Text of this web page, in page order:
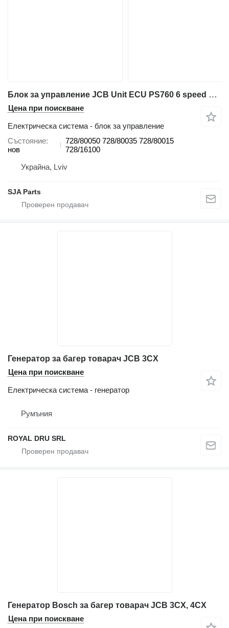
Блок за управление JCB Unit ECU PS760 6 speed 728/80050 за багер товарач JCB 3CX, 4CX
Цена при поискване
Електрическа система - блок за управление
Състояние
нов
728/80050 728/80035 728/80015
728/16100
Украйна, Lviv
SJA Parts
Генератор за багер товарач JCB 3CX
Цена при поискване
Електрическа система - генератор
Румъния
ROYAL DRU SRL
Генератор Bosch за багер товарач JCB 3CX, 4CX
Цена при поискване